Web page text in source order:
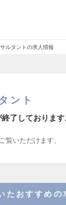
ルタントの求人情報
ント
了しております
覧いただけます。
たおすすめの